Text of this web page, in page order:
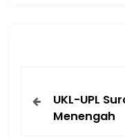
UKL-UPL
Menengah